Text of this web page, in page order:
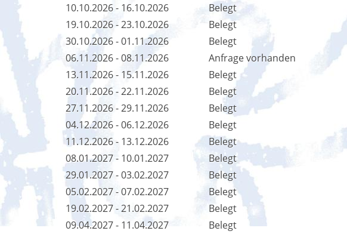
10.10.2026 - 16.10.2026
Belegt
19.10.2026 - 23.10.2026
Belegt
30.10.2026 - 01.11.2026
Belegt
06.11.2026 - 08.11.2026
Anfrage vorhanden
13.11.2026 - 15.11.2026
Belegt
20.11.2026 - 22.11.2026
Belegt
27.11.2026 - 29.11.2026
Belegt
04.12.2026 - 06.12.2026
Belegt
11.12.2026 - 13.12.2026
Belegt
08.01.2027 - 10.01.2027
Belegt
29.01.2027 - 03.02.2027
Belegt
05.02.2027 - 07.02.2027
Belegt
19.02.2027 - 21.02.2027
Belegt
09.04.2027 - 11.04.2027
Belegt